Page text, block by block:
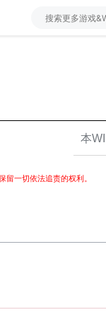
一切依法追责的权利。